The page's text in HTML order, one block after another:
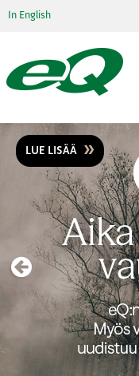
In English
LUE LISÄÄ